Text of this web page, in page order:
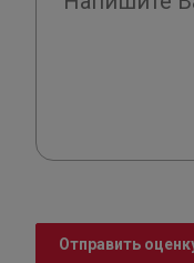
Отправить